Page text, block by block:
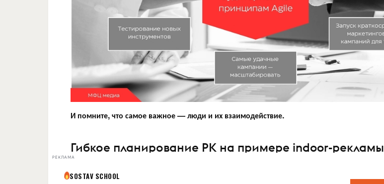
И помните, что самое важное — люди и их взаимодействие.
Гибкое планирование РК на примере indoor-рекламы
РЕКЛАМА